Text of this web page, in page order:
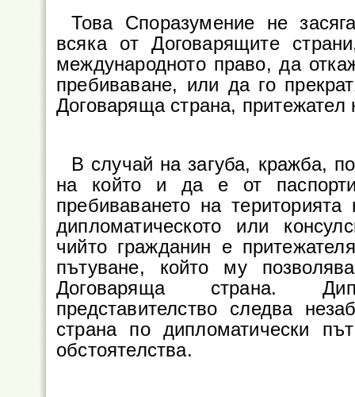
Това Споразумение не
всяка от Договарящите
международното право, да
пребиваване, или да го
Договаряща страна,
В случай на загуба, кражба,
на който и да е от
пребиваването на
дипломатическото или
чийто гражданин е
пътуване, който му
Договаряща страна.
представителство следва
страна по дипломатически
обстоятелства.